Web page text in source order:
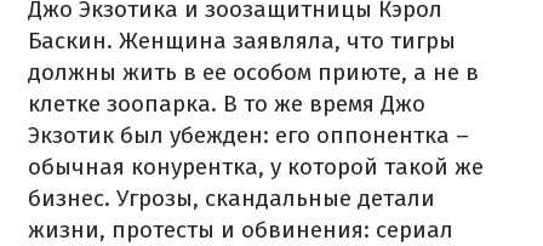
Джо Экзотика и зоозащитницы Кэрол
Баскин. Женщина заявляла, что тигры
должны жить в ее особом приюте, а не в
клетке зоопарка. В то же время Джо
Экзотик был убежден: его оппонентка –
обычная конурентка, у которой такой же
бизнес. Угрозы, скандальные детали
жизни, протесты и обвинения: сериал